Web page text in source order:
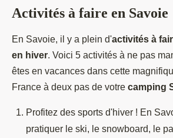
Activités à faire en Savoie
En Savoie, il y a plein d'activités à
en hiver. Voici 5 activités à ne pas
êtes en vacances dans cette
France à deux pas de votre camping
Profitez des sports d'hiver ! En
pratiquer le ski, le snowboard, le